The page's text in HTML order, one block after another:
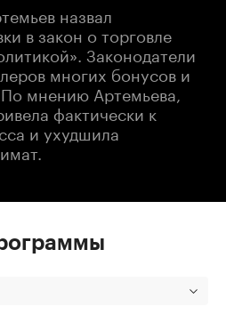
назвал
в закон о торговле
Законодатели
многих бонусов и
мнению Артемьева,
фактически к
и ухудшила